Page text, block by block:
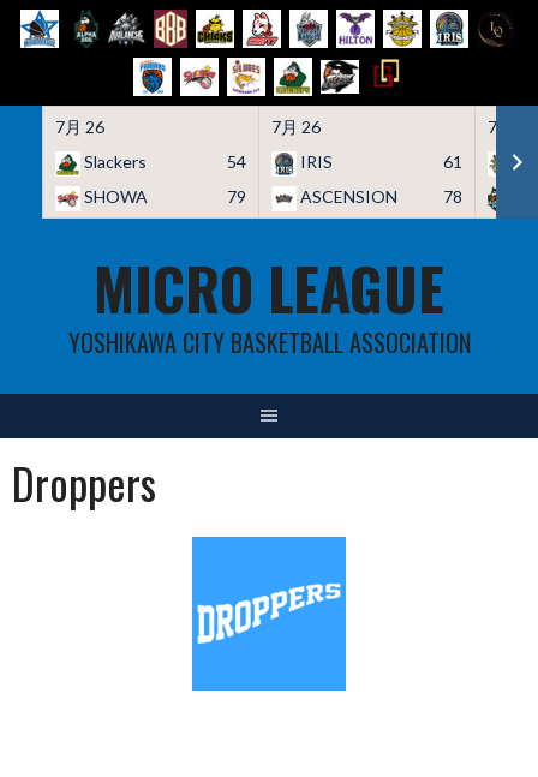
7月 26
Slackers
54
SHOWA
79
7月 26
IRIS
61
ASCENSION
78
7月 26
MICRO LEAGUE
YOSHIKAWA CITY BASKETBALL ASSOCIATION
Droppers